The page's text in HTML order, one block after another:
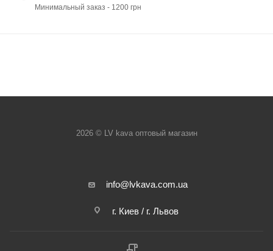
Минимальный заказ - 1200 грн
2026 © LV kava оптовый магазин
info@lvkava.com.ua
г. Киев / г. Львов